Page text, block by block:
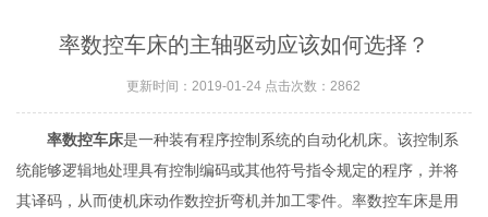
率数控车床的主轴驱动应该如何选择？
更新时间：2019-01-24 点击次数：2862
率数控车床是一种装有程序控制系统的自动化机床。该控制系
统能够逻辑地处理具有控制编码或其他符号指令规定的程序，并将
其译码，从而使机床动作数控折弯机并加工零件。率数控车床是用